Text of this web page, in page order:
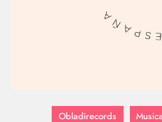
Obladirecords